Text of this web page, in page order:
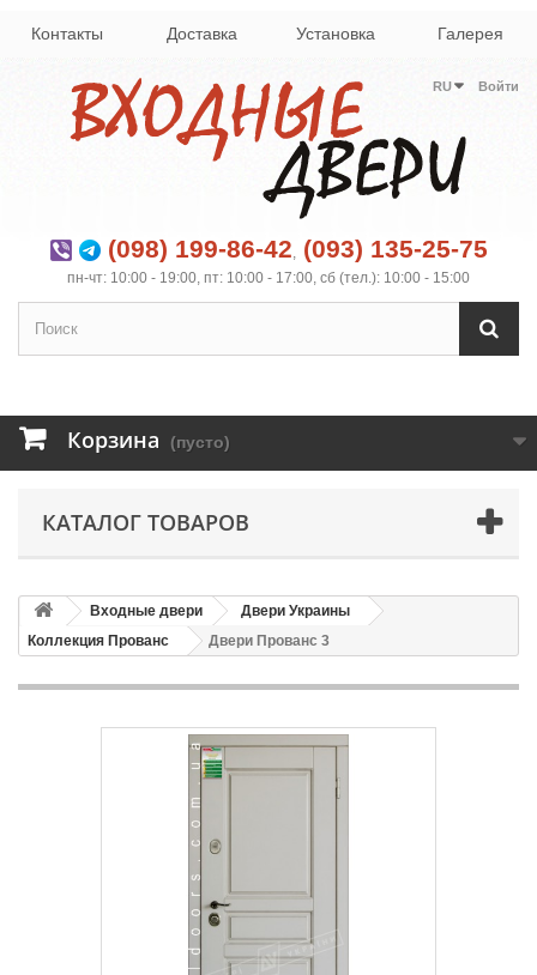
Контакты Доставка Установка Галерея
Войти
RU
(098) 199-86-42, (093) 135-25-75
пн-чт: 10:00 - 19:00, пт: 10:00 - 17:00, сб (тел.): 10:00 - 15:00
Корзина (пусто)
КАТАЛОГ ТОВАРОВ
Входные двери
Двери Украины
Коллекция Прованс
Двери Прованс 3